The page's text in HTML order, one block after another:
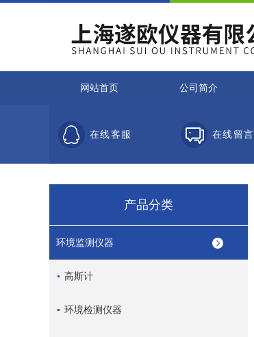
网站首页 公司简介
在线客服 在线留言
产品分类
环境监测仪器
高斯计
环境检测仪器